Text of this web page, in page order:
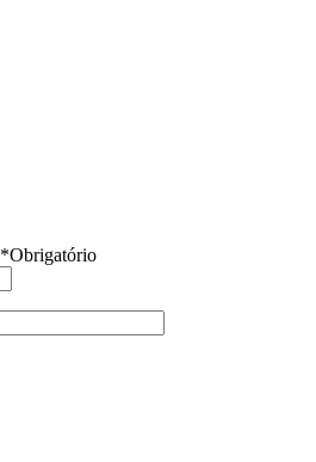
*Obrigatório